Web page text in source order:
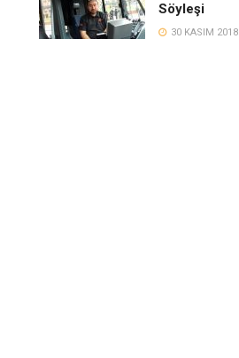
Söyleşi
30 KASIM 2018